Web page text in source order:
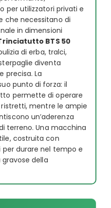
per utilizzatori privati e
che necessitano di
in dimensioni
BTS 50
di erba, tralci,
diventa
precisa. La
punto di forza: il
permette di operare
mentre le ampie
un’aderenza
terreno. Una macchina
costruita con
durare nel tempo e
della